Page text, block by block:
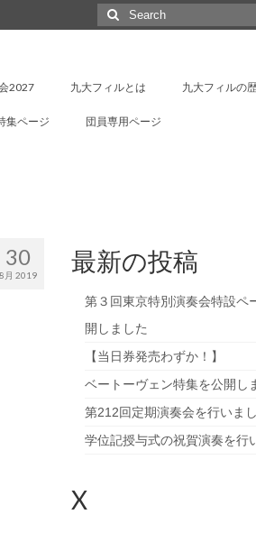
Search
for:
2027 九大フィルとは 九大フィルの
集ページ 団員専用ページ
30
8月 2019 最新の投稿
第３回東京特別演奏会特設ペ
開しました
【当日券発売わずか！】
ベートーヴェン特集を公開し
第212回定期演奏会を行いま
学位記授与式の祝賀演奏を行
X